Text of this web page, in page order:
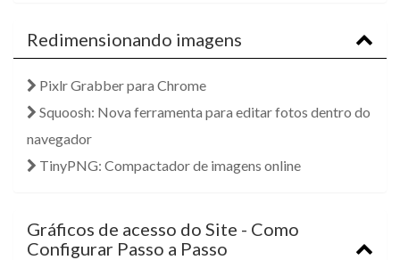
Redimensionando imagens
Pixlr Grabber para Chrome
Squoosh: Nova ferramenta para editar fotos dentro do
navegador
TinyPNG: Compactador de imagens online
Gráficos de acesso do Site - Como
Configurar Passo a Passo